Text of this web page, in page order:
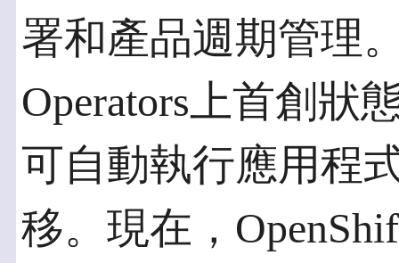
署和產品週期管理
Operators上首創狀
可自動執行應用程
移。現在，